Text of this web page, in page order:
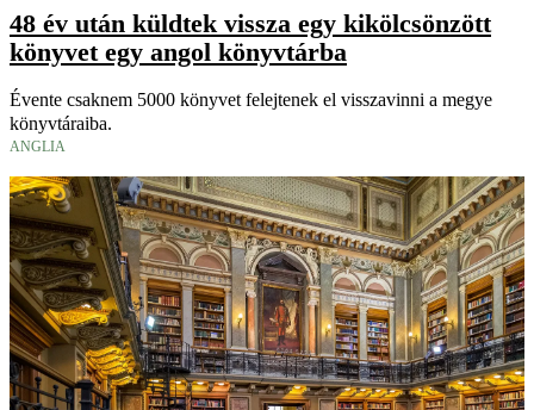
48 év után küldtek vissza egy kikölcsönzött
könyvet egy angol könyvtárba
Évente csaknem 5000 könyvet felejtenek el visszavinni a megye
könyvtáraiba.
ANGLIA